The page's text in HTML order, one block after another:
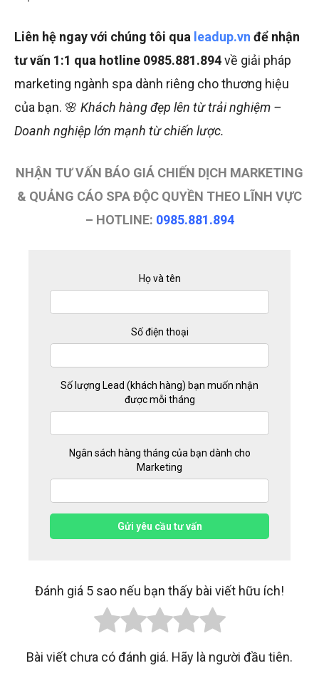
Liên hệ ngay với chúng tôi qua leadup.vn để nhận
tư vấn 1:1 qua hotline 0985.881.894về giải pháp
marketing ngành spa dành riêng cho thương hiệu
của bạn. 🌸 Khách hàng đẹp lên từ trải nghiệm –
Doanh nghiệp lớn mạnh từ chiến lược.
NHẬN TƯ VẤN BÁO GIÁ CHIẾN DỊCH MARKETING
& QUẢNG CÁO SPA ĐỘC QUYỀN THEO LĨNH VỰC
– HOTLINE: 0985.881.894
Họ và tên
Số lượng Lead (khách hàng) bạn muốn nhận
được mỗi tháng
Ngân sách hàng tháng của bạn dành cho
Marketing
Số điện thoại
Gửi yêu cầu tư vấn
Đánh giá 5 sao nếu bạn thấy bài viết hữu ích!
Bài viết chưa có đánh giá. Hãy là người đầu tiên.